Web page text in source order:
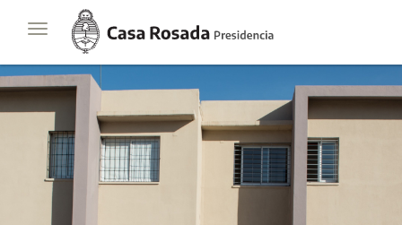
Toggle
navigation
Casa
Rosada
Presidencia
de
la
Nación
Presidencia Javier Milei Contacto Suscribite